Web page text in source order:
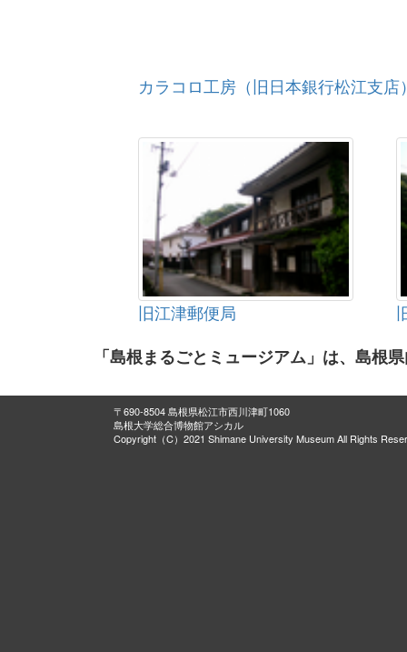
カラコロ工房（旧日本銀行松江支店
旧江津郵便局
「島根まるごとミュージアム」は、島根
〒690-8504 島根県松江市西川津町1060
島根大学総合博物館アシカル
Copyright（C）2021 Shimane University Museum All Rights